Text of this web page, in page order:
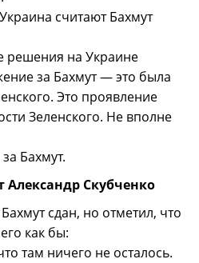
считают Бахмут
решения на Украине
за Бахмут — это была
Это проявление
Зеленского. Не вполне
Бахмут.
Александр Скубченко
сдан, но отметил, что
как бы:
там ничего не осталось.